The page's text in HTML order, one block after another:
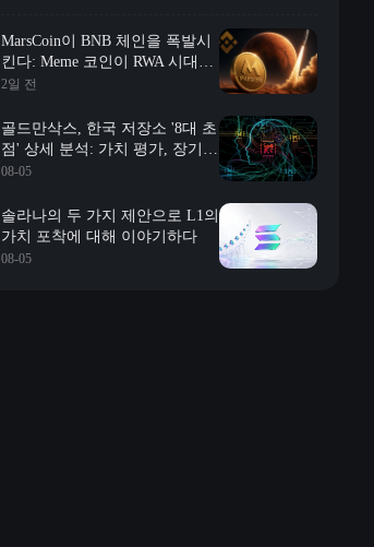
MarsCoin이 BNB 체인을 폭발시
킨다: Meme 코인이 RWA 시대에
진입할까?
2일 전
골드만삭스, 한국 저장소 '8대 초
점' 상세 분석: 가치 평가, 장기
계약, 재고, 장신 충격, 자사주 매
08-05
솔라나의 두 가지 제안으로 L1의
가치 포착에 대해 이야기하다
08-05